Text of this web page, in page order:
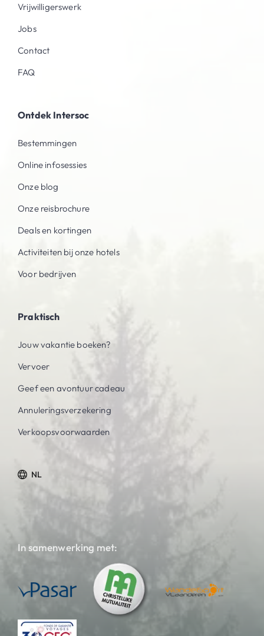
Vrijwilligerswerk
Jobs
Contact
FAQ
Ontdek Intersoc
Bestemmingen
Online infosessies
Onze blog
Onze reisbrochure
Deals en kortingen
Activiteiten bij onze hotels
Voor bedrijven
Praktisch
Jouw vakantie boeken?
Vervoer
Geef een avontuur cadeau
Annuleringsverzekering
Verkoopsvoorwaarden
NL
In samenwerking met: